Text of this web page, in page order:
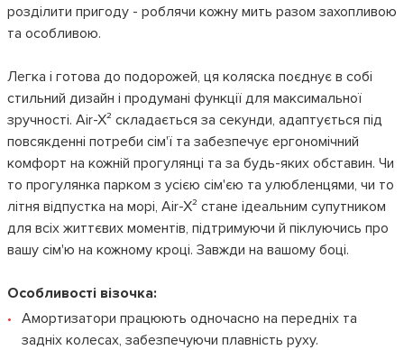
розділити пригоду - роблячи кожну мить разом захопливою
та особливою.
Легка і готова до подорожей, ця коляска поєднує в собі
стильний дизайн і продумані функції для максимальної
зручності. Air-X² складається за секунди, адаптується під
повсякденні потреби сім'ї та забезпечує ергономічний
комфорт на кожній прогулянці та за будь-яких обставин. Чи
то прогулянка парком з усією сім'єю та улюбленцями, чи то
літня відпустка на морі, Air-X² стане ідеальним супутником
для всіх життєвих моментів, підтримуючи й піклуючись про
вашу сім'ю на кожному кроці. Завжди на вашому боці.
Особливості візочка:
Амортизатори працюють одночасно на передніх та
задніх колесах, забезпечуючи плавність руху.